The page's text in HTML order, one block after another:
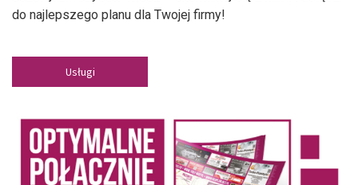
do najlepszego planu dla Twojej firmy!
Usługi